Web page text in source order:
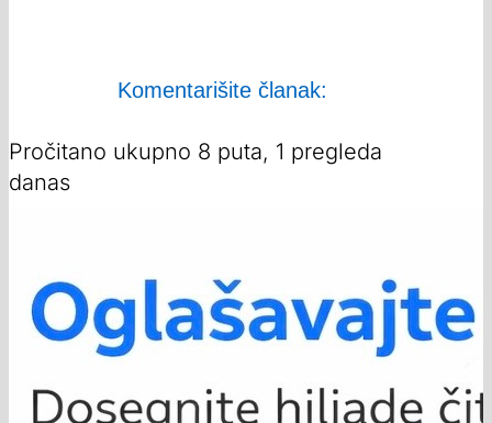
Komentarišite članak:
Pročitano ukupno 8 puta, 1 pregleda
danas